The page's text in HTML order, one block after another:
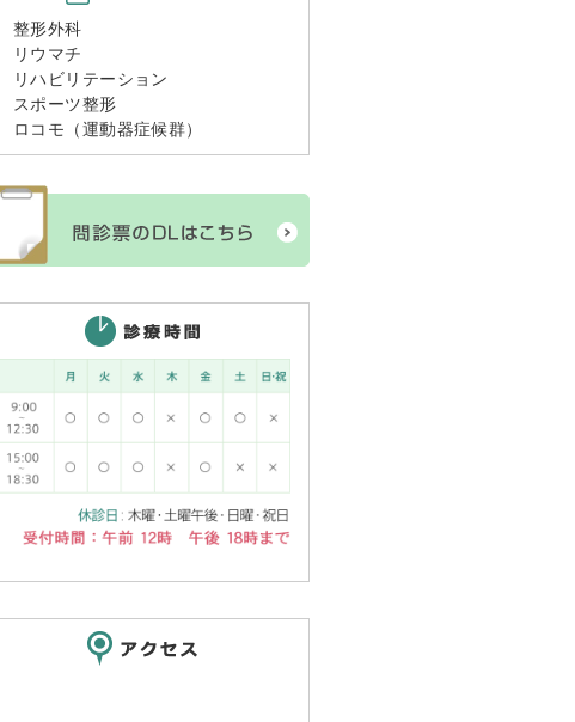
整形外科
リウマチ
リハビリテーション
スポーツ整形
ロコモ（運動器症候群）